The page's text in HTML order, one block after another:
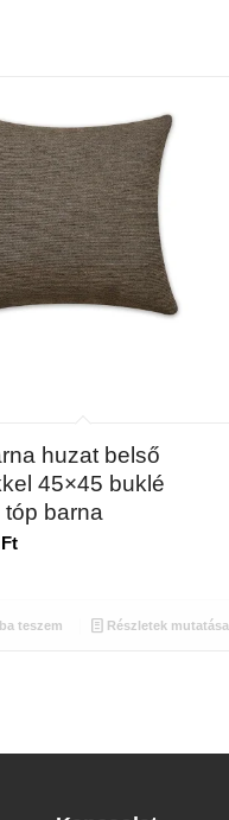
huzat belső
45×45 buklé
tóp barna
Ft
teszem Részletek mutatása